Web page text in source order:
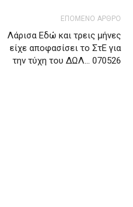
ΕΠΟΜΕΝΟ ΑΡΘΡΟ
Λάρισα Εδώ και τρεις μήνες
είχε αποφασίσει το ΣτΕ για
την τύχη του ΔΩΛ… 070526